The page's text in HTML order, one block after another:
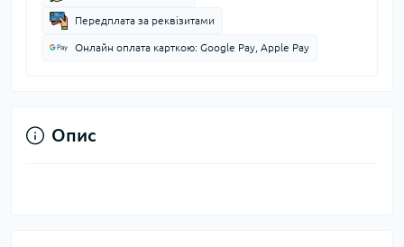
Передплата за реквізитами
Онлайн оплата карткою: Google Pay, Apple Pay
Опис